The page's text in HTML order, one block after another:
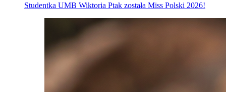
Studentka UMB Wiktoria Ptak została Miss Polski 2026!